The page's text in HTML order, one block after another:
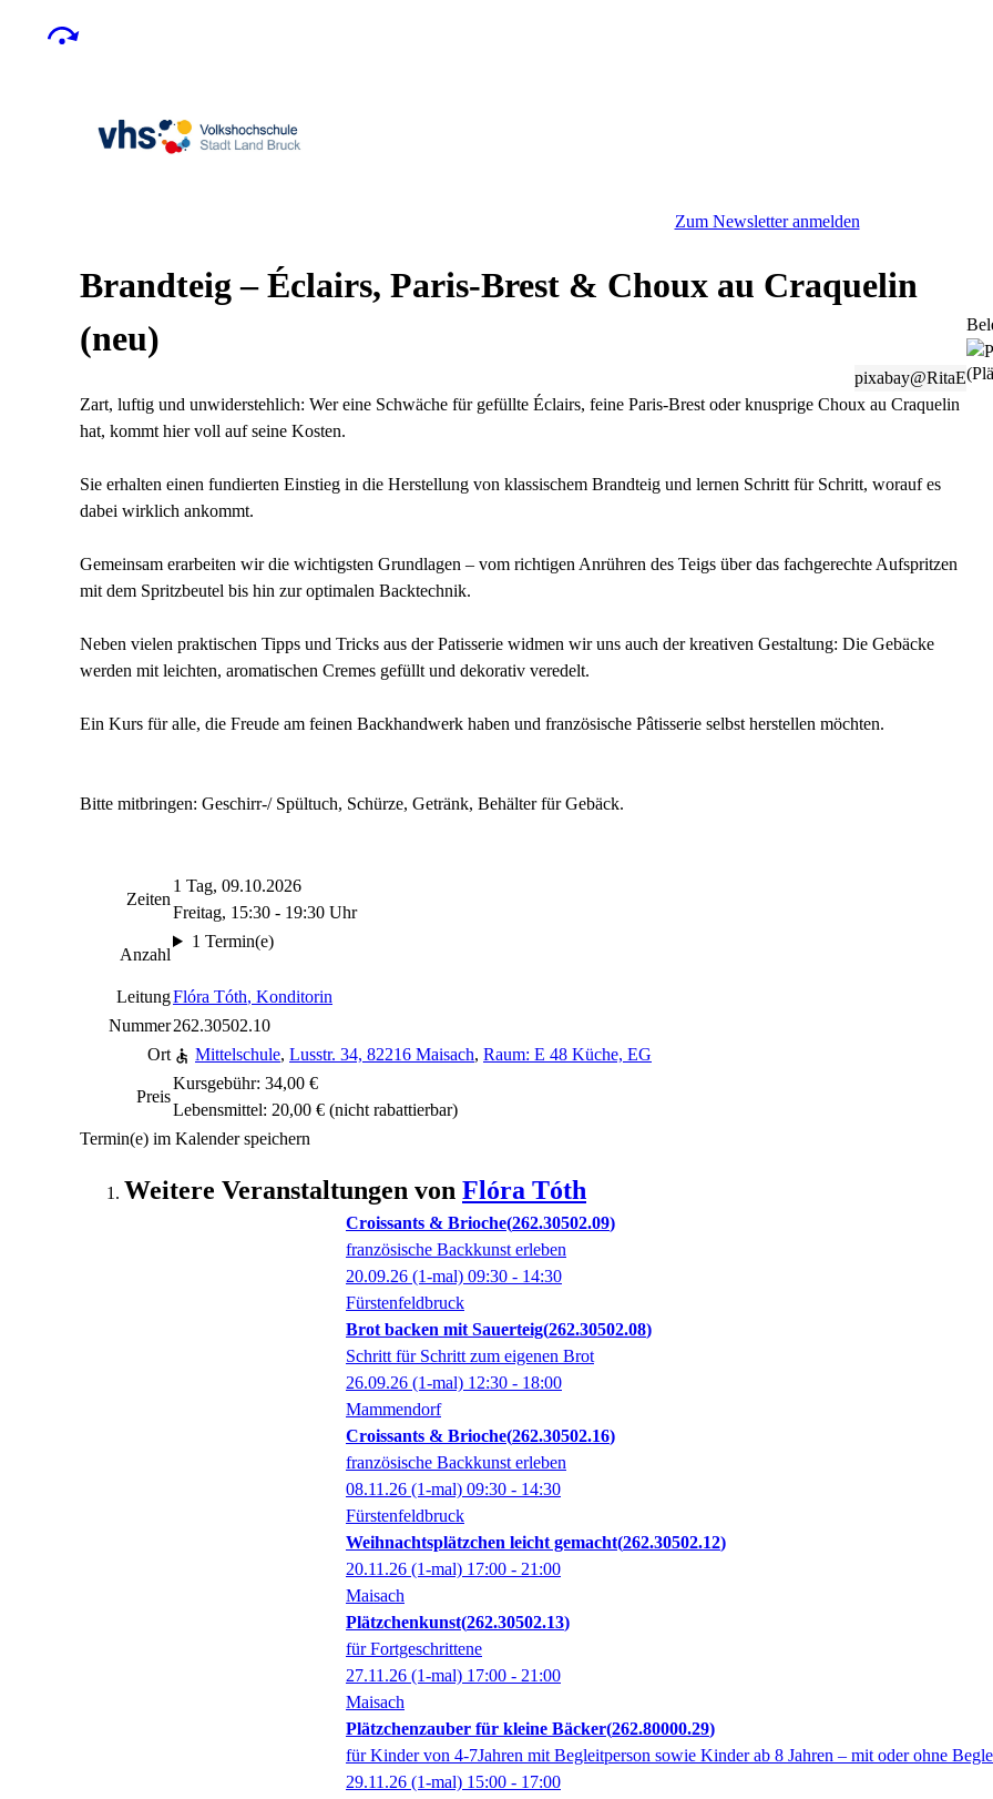
Zum Newsletter anmelden
Brandteig – Éclairs, Paris-Brest & Choux au Craquelin
neu
pixabay@RitaE
Zart, luftig und unwiderstehlich: Wer eine Schwäche für gefüllte Éclairs, feine Paris-Brest oder knusprige Choux au Craquelin
hat, kommt hier voll auf seine Kosten.
Sie erhalten einen fundierten Einstieg in die Herstellung von klassischem Brandteig und lernen Schritt für Schritt, worauf es
dabei wirklich ankommt.
Gemeinsam erarbeiten wir die wichtigsten Grundlagen – vom richtigen Anrühren des Teigs über das fachgerechte Aufspritzen
mit dem Spritzbeutel bis hin zur optimalen Backtechnik.
Neben vielen praktischen Tipps und Tricks aus der Patisserie widmen wir uns auch der kreativen Gestaltung: Die Gebäcke
werden mit leichten, aromatischen Cremes gefüllt und dekorativ veredelt.
Ein Kurs für alle, die Freude am feinen Backhandwerk haben und französische Pâtisserie selbst herstellen möchten.
Bitte mitbringen: Geschirr-/ Spültuch, Schürze, Getränk, Behälter für Gebäck.
Zeiten
1 Tag, 09.10.2026
Freitag, 15:30 - 19:30 Uhr
Anzahl
1 Termin(e)
LeitungFlóra Tóth, Konditorin
Nummer262.30502.10
Ort
Mittelschule, Lusstr. 34, 82216 Maisach, Raum: E 48 Küche, EG
Preis
Kursgebühr: 34,00 €
Lebensmittel: 20,00 € (nicht rabattierbar)
Termin(e) im Kalender speichern
Weitere Veranstaltungen von Flóra Tóth
Croissants & Brioche 262.30502.09
französische Backkunst erleben
20.09.26 (1-mal) 09:30 - 14:30
Fürstenfeldbruck
Brot backen mit Sauerteig 262.30502.08
Schritt für Schritt zum eigenen Brot
26.09.26 (1-mal) 12:30 - 18:00
Mammendorf
Croissants & Brioche 262.30502.16
französische Backkunst erleben
08.11.26 (1-mal) 09:30 - 14:30
Fürstenfeldbruck
Weihnachtsplätzchen leicht gemacht 262.30502.12
20.11.26 (1-mal) 17:00 - 21:00
Maisach
Plätzchenkunst 262.30502.13
für Fortgeschrittene
27.11.26 (1-mal) 17:00 - 21:00
Maisach
Plätzchenzauber für kleine Bäcker 262.80000.29
für Kinder von 4-7Jahren mit Begleitperson sowie Kinder ab 8 Jahren – mit oder ohne
29.11.26 (1-mal) 15:00 - 17:00